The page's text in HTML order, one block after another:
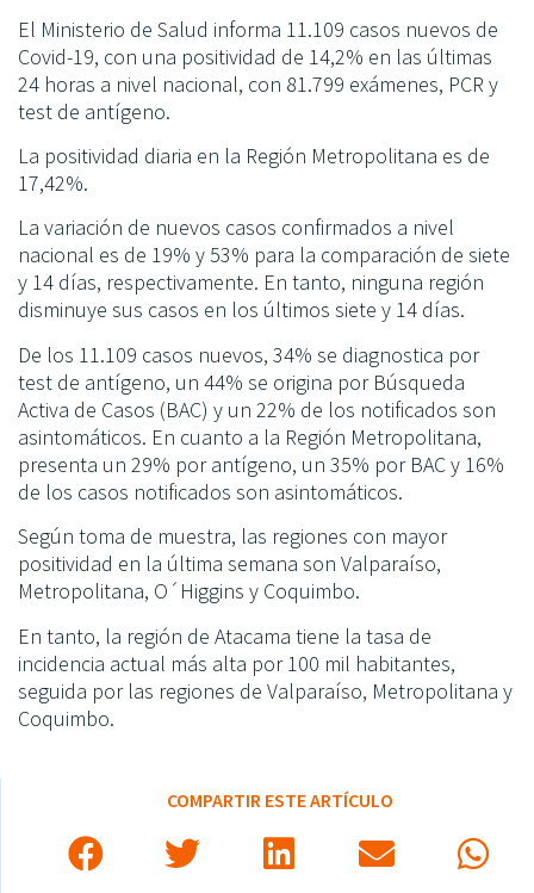
El Ministerio de Salud informa 11.109 casos nuevos de
Covid-19, con una positividad de 14,2% en las últimas
24 horas a nivel nacional, con 81.799 exámenes, PCR y
test de antígeno.
La positividad diaria en la Región Metropolitana es de
17,42%.
La variación de nuevos casos confirmados a nivel
nacional es de 19% y 53% para la comparación de siete
y 14 días, respectivamente. En tanto, ninguna región
disminuye sus casos en los últimos siete y 14 días.
De los 11.109 casos nuevos, 34% se diagnostica por
test de antígeno, un 44% se origina por Búsqueda
Activa de Casos (BAC) y un 22% de los notificados son
asintomáticos. En cuanto a la Región Metropolitana,
presenta un 29% por antígeno, un 35% por BAC y 16%
de los casos notificados son asintomáticos.
Según toma de muestra, las regiones con mayor
positividad en la última semana son Valparaíso,
Metropolitana, O´Higgins y Coquimbo.
En tanto, la región de Atacama tiene la tasa de
incidencia actual más alta por 100 mil habitantes,
seguida por las regiones de Valparaíso, Metropolitana y
Coquimbo.
COMPARTIR ESTE ARTÍCULO